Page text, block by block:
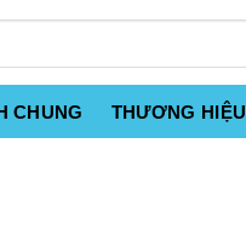
CHUNG THƯƠNG HIỆU